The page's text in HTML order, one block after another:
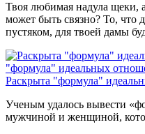
Твоя любимая надула щеки,
может быть связно? То, что
пустяком, для твоей дамы
"формула" идеальных
Раскрыта "формула"
Ученым удалось вывести
мужчиной и женщиной,